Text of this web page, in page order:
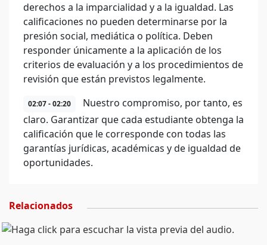
derechos a la imparcialidad y a la igualdad. Las
calificaciones no pueden determinarse por la
presión social, mediática o política. Deben
responder únicamente a la aplicación de los
criterios de evaluación y a los procedimientos de
revisión que están previstos legalmente.
02:07 - 02:20
Nuestro compromiso, por tanto, es
claro. Garantizar que cada estudiante obtenga la
calificación que le corresponde con todas las
garantías jurídicas, académicas y de igualdad de
oportunidades.
Relacionados